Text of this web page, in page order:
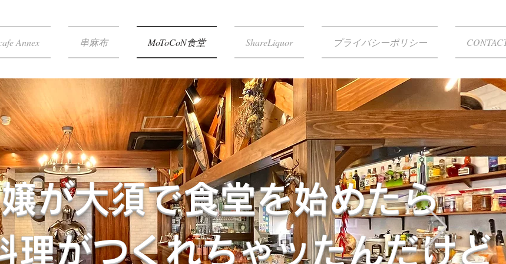
Annex 串麻布 MoToCoN食堂 ShareLiquor プライバシーポリシー
が大須で食堂を始めたら
理がつくれちゃッたんだけど